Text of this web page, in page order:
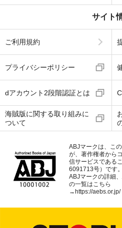
サイト
ご利用規約
プライバシーポリシー
dアカウント2段階認証とは
海賊版に関する取り組みに
ついて
ABJマークは、こ
が、著作権者から
信サービスである
6091713号）です。
ABJマークの詳細
の一覧はこちら
→ https://aebs.or.jp/